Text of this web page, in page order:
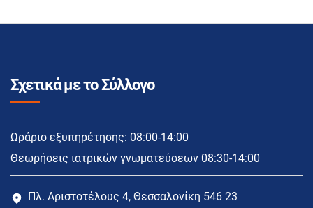
Σχετικά με το Σύλλογο
Ωράριο εξυπηρέτησης: 08:00-14:00
Θεωρήσεις ιατρικών γνωματεύσεων 08:30-14:00
Πλ. Αριστοτέλους 4, Θεσσαλονίκη 546 23